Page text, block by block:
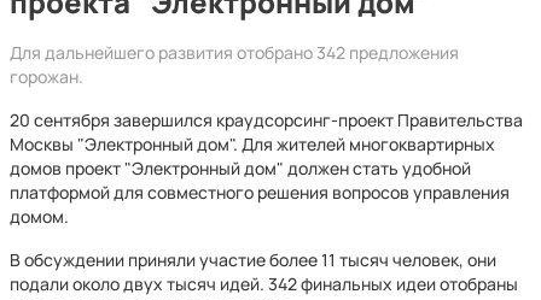
Для дальнейшего развития отобрано 342 предложения
горожан.
20 сентября завершился краудсорсинг-проект Правительства
Москвы "Электронный дом". Для жителей многоквартирных
домов проект "Электронный дом" должен стать удобной
платформой для совместного решения вопросов управления
домом.
В обсуждении приняли участие более 11 тысяч человек, они
подали около двух тысяч идей. 342 финальных идеи отобраны